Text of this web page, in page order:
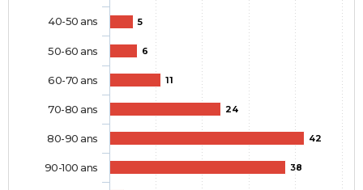
5
6
11
24
42
38
40-50 ans
50-60 ans
60-70 ans
70-80 ans
80-90 ans
90-100 ans